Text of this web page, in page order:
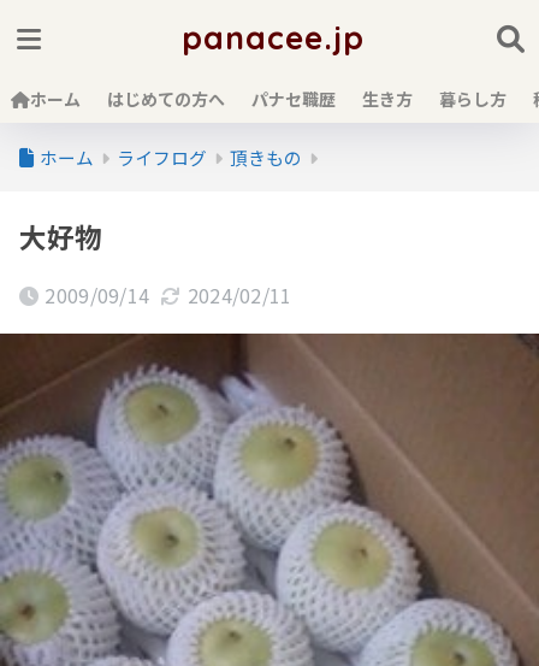
panacee.jp
ホーム はじめての方へ パナセ職歴 生き方 暮らし方
ホーム ライフログ 頂きもの
大好物
2009/09/14 2024/02/11